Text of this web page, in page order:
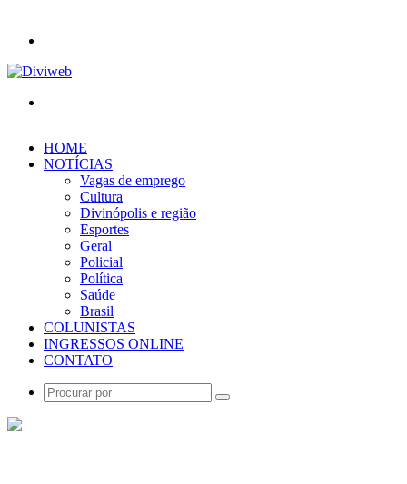
HOME
NOTÍCIAS
Vagas de emprego
Cultura
Divinópolis e região
Esportes
Geral
Policial
Política
Saúde
Brasil
COLUNISTAS
INGRESSOS ONLINE
CONTATO
Procurar